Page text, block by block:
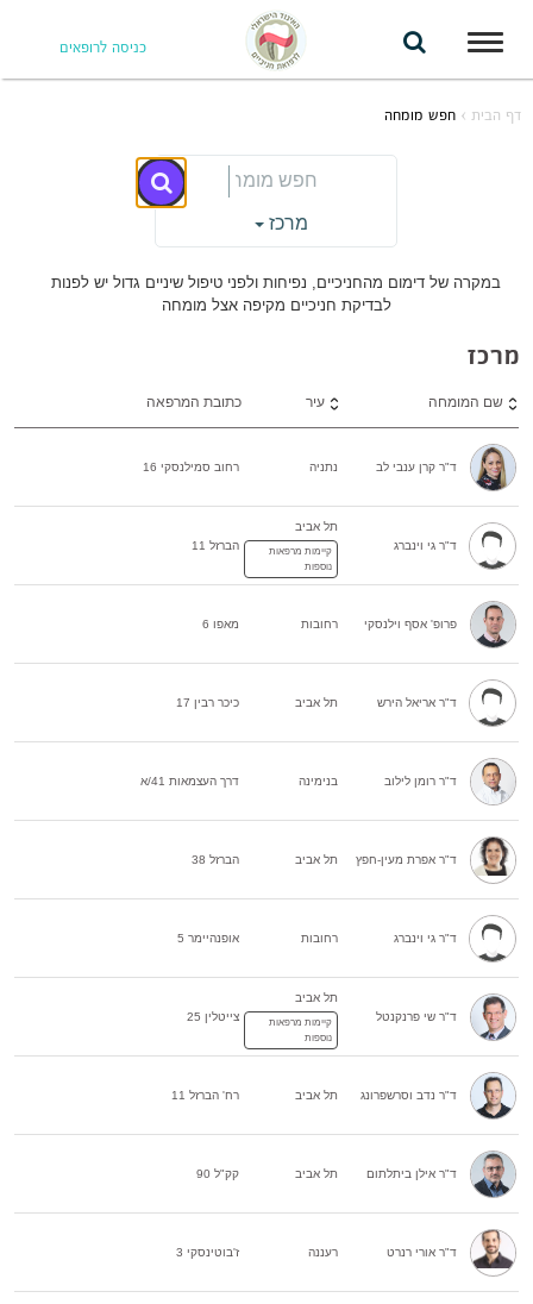
Toggle
navigation
כניסה לרופאים
דף הבית › חפש מומחה
מרכז
במקרה של דימום מהחניכיים, נפיחות ולפני טיפול שיניים גדול יש לפנות
לבדיקת חניכיים מקיפה אצל מומחה
מרכז
שם המומחה עיר כתובת המרפאה
ד"ר קרן ענבי לב נתניה רחוב סמילנסקי 16
ד"ר גי וינברג
תל אביב
קיימות מרפאות
נוספות
הברזל 11
פרופ' אסף וילנסקי רחובות מאפו 6
ד"ר אריאל הירש תל אביב כיכר רבין 17
ד"ר רומן לילוב בנימינה דרך העצמאות 41/א
ד"ר אפרת מעין-חפץ תל אביב הברזל 38
ד"ר גי וינברג רחובות אופנהיימר 5
ד"ר שי פרנקנטל
תל אביב
קיימות מרפאות
נוספות
צייטלין 25
ד"ר נדב וסרשפרונג תל אביב רח' הברזל 11
ד"ר אילן ביתלתום תל אביב קק"ל 90
ד"ר אורי רנרט רעננה ז'בוטינסקי 3